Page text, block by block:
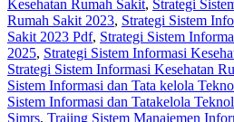
Kesehatan Rumah Sakit, Strategi
Rumah Sakit 2023, Strategi Sistem
Sakit 2023 Pdf, Strategi Sistem
2025, Strategi Sistem Informasi
Strategi Sistem Informasi Kesehatan
Sistem Informasi dan Tata kelola
Sistem Informasi dan Tatakelola
Simrs, Traiing Sistem Manajemen